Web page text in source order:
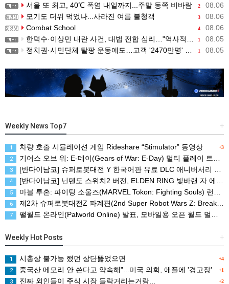
2 08.06
서울 또 최고, 40℃ 폭염 내일까지...주말 동쪽 비바람
3 08.06
모기도 더위 먹었나...사라진 여름 불청객
4 08.06
Combat School
1 08.05
한덕수·이상민 내란 사건, 대법 전합 심리…"역사적 사법평가"(종합)
1 08.05
정치권·시민단체 탈팡 운동에도…고객 '2470만명' 원상 회복, "고물가에 돌팡"
+
Weekly News Top7
+3
1 차량 호출 시뮬레이션 게임 Rideshare “Stimulator” 동영상
2 기어스 오브 워: E-데이(Gears of War: E-Day) 멀티 플레이 트레일러(XBSX/PC)
3 [반다이남코] 슈퍼로봇대전 Y 한국어판 유료 DLC 애니버서리 확장팩, 8월 5일 판매 시작
4 [반다이남코] 닌텐도 스위치2 버전, ELDEN RING 빛바랜 자 에디션 패키지 예약 판매, 8월 5일 시작
5 마블 투혼: 파이팅 소울즈(MARVEL Tokon: Fighting Souls) 런칭 트레일러
6 제2차 슈퍼로봇대전Z 파계편(2nd Super Robot Wars Z: Break the World Chapter) Remastered 제작 결정
7 팰월드 온라인(Palworld Online) 발표, 모바일용 오픈 월드 멀티플레이 생존 크래프트
+
Weekly Hot Posts
+4
1 시총상 불가능 했던 상단뚫었으면
+1
2 중국산 메모리 안 쓴다고 약속해"...미국 의회, 애플에 '경고장'
+2
3 진짜 외인들이 주식 시장 들락거리는거랑...